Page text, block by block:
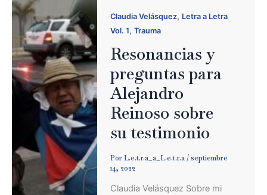
Claudia Velásquez, Letra a Letra
Vol. 1, Trauma
Resonancias y
preguntas para
Alejandro
Reinoso sobre
su testimonio
Por L.e.t.r.a_a_L.e.t.r.a / septiembre
14, 2022
Claudia Velásquez Sobre mi